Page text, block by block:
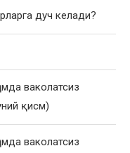
дуч келади?
ваколатсиз
қисм)
ваколатсиз